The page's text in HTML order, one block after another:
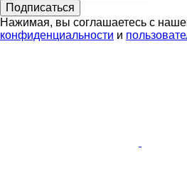
Подписаться
Нажимая, вы соглашаетесь с
конфиденциальности и